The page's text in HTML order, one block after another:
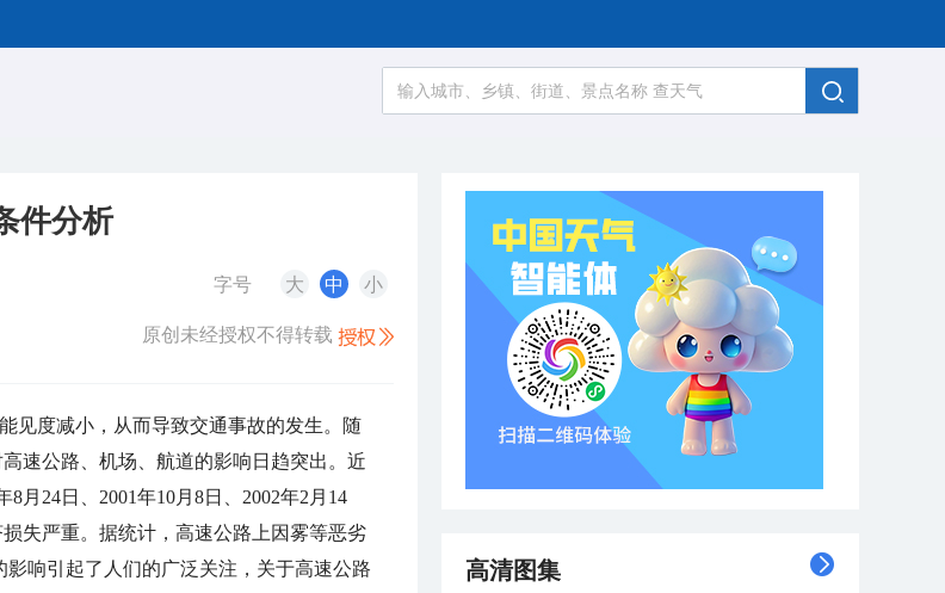
件分析
字号 大 中 小
原创未经授权不得转载
见度减小 ， 从而导致交通事故的发生。随
速公路、机场、航道的影响日趋突出。近
8月 24日、 2001年10月 8日、 2002年2 月 14
失严重。据统计 ， 高速公路上因雾等恶劣
影响引起了人们的广泛关注 ， 关于高速公路
高清图集